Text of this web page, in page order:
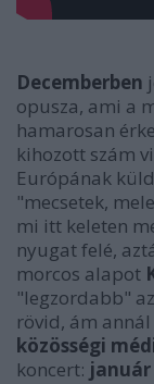
Decemberben
opusza, ami a
hamarosan
kihozott szám
Európának
"mecsetek,
mi itt keleten
nyugat felé,
morcos alapot
"legzordabb"
rövid, ám
közösségi
koncert: január